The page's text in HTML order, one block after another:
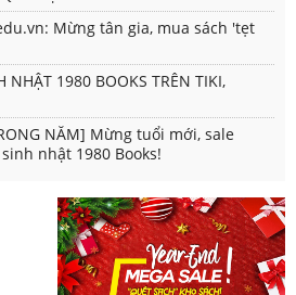
Mừng tân gia, mua sách 'tẹt
NHẬT 1980 BOOKS TRÊN TIKI,
NĂM] Mừng tuổi mới, sale
nhật 1980 Books!